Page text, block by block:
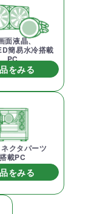
面液晶、
簡易水冷搭載
PC
をみる
クタパーツ
搭載PC
をみる